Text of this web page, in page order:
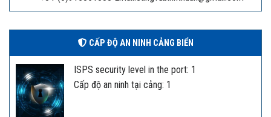
CẤP ĐỘ AN NINH CẢNG BIỂN
ISPS security level in the port: 1
Cấp độ an ninh tại cảng: 1